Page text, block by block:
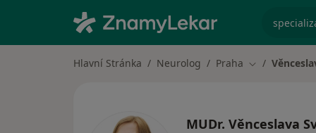
Hlavní Stránka Neurolog Praha Změna města
MUDr. Věnceslava